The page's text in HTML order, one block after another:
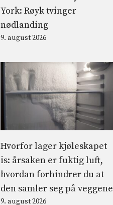
York: Røyk tvinger
nødlanding
9. august 2026
Hvorfor lager kjøleskapet
is: årsaken er fuktig luft,
hvordan forhindrer du at
den samler seg på veggene
9. august 2026